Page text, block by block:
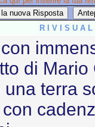
R I V I S U A
di
una terra